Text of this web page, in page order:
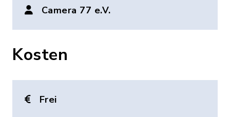
Camera 77 e.V.
Kosten
Frei